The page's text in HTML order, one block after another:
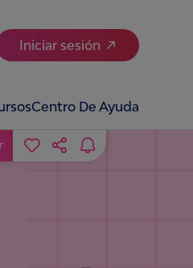
Iniciar sesión
Centro De Ayuda